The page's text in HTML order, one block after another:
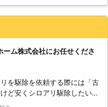
せください。 株式会社ALT
にお住まいのお客様からシロ
＆予防消毒のご依頼を承って
ム株式会社にお任せくださ
を駆除を依頼する際には「古
ど安くシロアリ駆除したい」
が確かな業者に任せたい」と業